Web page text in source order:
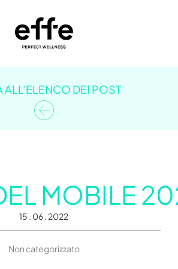
ALL'ELENCO DEI POST
MOBILE
15 . 06 . 2022
Non categorizzato